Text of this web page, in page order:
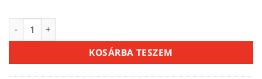
Japán spatulya PVC készlet 4 db mennyiség
KOSÁRBA TESZEM